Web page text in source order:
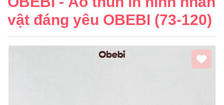
vật đáng yêu OBEBI (73-120)